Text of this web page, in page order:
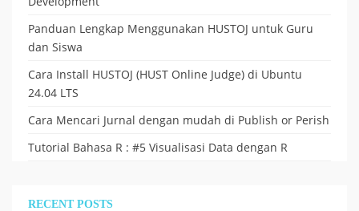
Panduan Lengkap Menggunakan HUSTOJ untuk Guru
dan Siswa
Cara Install HUSTOJ (HUST Online Judge) di Ubuntu
24.04 LTS
Cara Mencari Jurnal dengan mudah di Publish or Perish
Tutorial Bahasa R : #5 Visualisasi Data dengan R
RECENT POSTS